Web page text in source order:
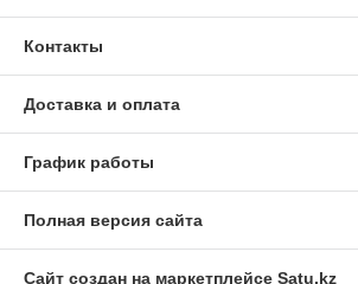
Контакты
Доставка и оплата
График работы
Полная версия сайта
Сайт создан на маркетплейсе Satu.kz